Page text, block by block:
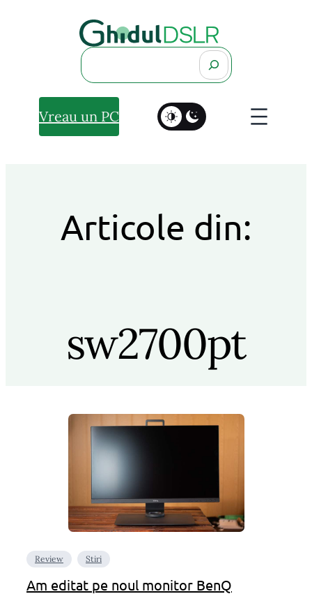
Search
Vreau un PC
Articole din:
sw2700pt
Review Stiri
Am editat pe noul monitor BenQ